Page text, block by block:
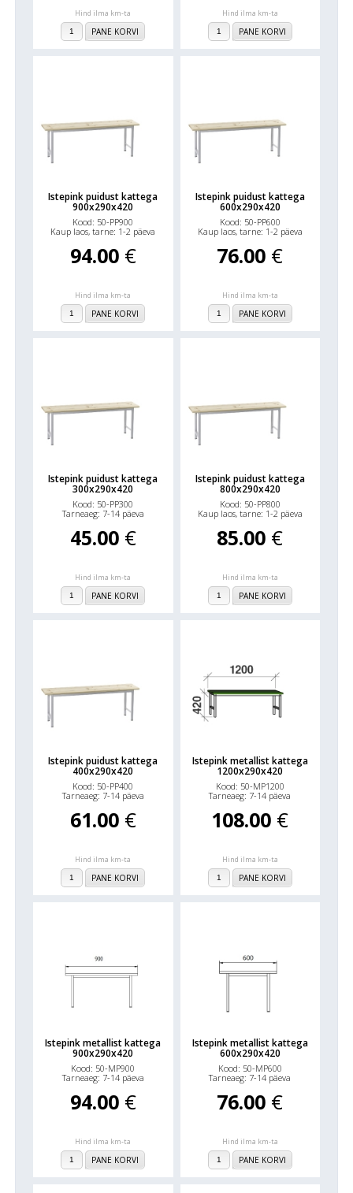
Hind ilma km-ta
PANE KORVI
Hind ilma km-ta
PANE KORVI
Istepink puidust kattega
900x290x420
Kood: 50-PP900
Kaup laos, tarne: 1-2 päeva
94.00 €
Hind ilma km-ta
PANE KORVI
Istepink puidust kattega
600x290x420
Kood: 50-PP600
Kaup laos, tarne: 1-2 päeva
76.00 €
Hind ilma km-ta
PANE KORVI
Istepink puidust kattega
300x290x420
Kood: 50-PP300
Tarneaeg: 7-14 päeva
45.00 €
Hind ilma km-ta
PANE KORVI
Istepink puidust kattega
800x290x420
Kood: 50-PP800
Kaup laos, tarne: 1-2 päeva
85.00 €
Hind ilma km-ta
PANE KORVI
Istepink puidust kattega
400x290x420
Kood: 50-PP400
Tarneaeg: 7-14 päeva
61.00 €
Hind ilma km-ta
PANE KORVI
Istepink metallist kattega
1200x290x420
Kood: 50-MP1200
Tarneaeg: 7-14 päeva
108.00 €
Hind ilma km-ta
PANE KORVI
Istepink metallist kattega
900x290x420
Kood: 50-MP900
Tarneaeg: 7-14 päeva
94.00 €
Hind ilma km-ta
PANE KORVI
Istepink metallist kattega
600x290x420
Kood: 50-MP600
Tarneaeg: 7-14 päeva
76.00 €
Hind ilma km-ta
PANE KORVI